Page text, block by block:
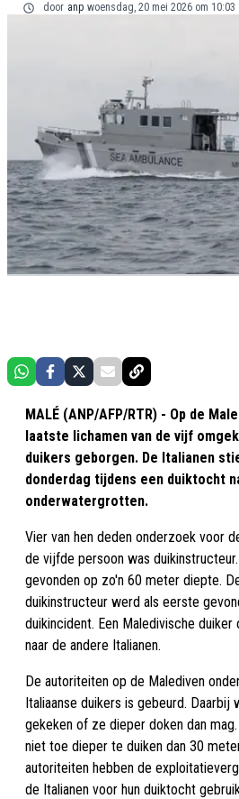
door anp woensdag, 20 mei 2026 om 10:03
MALÉ (ANP/AFP/RTR) - Op de
laatste lichamen van de vijf
duikers geborgen. De Italianen
donderdag tijdens een duiktocht
onderwatergrotten.
Vier van hen deden onderzoek voor
de vijfde persoon was
gevonden op zo'n 60 meter diepte.
duikinstructeur werd als eerste
duikincident. Een Maledivische
naar de andere Italianen.
De autoriteiten op de Malediven
Italiaanse duikers is gebeurd. Daarbij
gekeken of ze dieper doken dan
niet toe dieper te duiken dan 30
autoriteiten hebben de
de Italianen voor hun duiktocht